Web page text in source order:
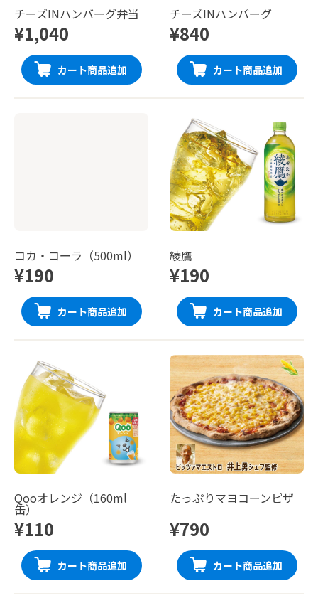
チーズINハンバーグ弁当
¥1,040
カート商品追加
チーズINハンバーグ
¥840
カート商品追加
コカ・コーラ（500ml）
¥190
カート商品追加
綾鷹
¥190
カート商品追加
Qooオレンジ（160ml
缶）
¥110
カート商品追加
たっぷりマヨコーンピザ
¥790
カート商品追加